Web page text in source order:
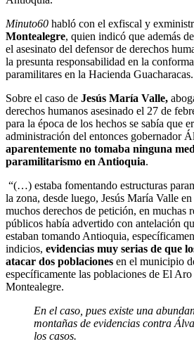
Minuto60 habló con el exfiscal y
Montealegre, quien indicó que además
el asesinato del defensor de derechos
la presunta responsabilidad en la
paramilitares en la Hacienda Guacharacas.
Sobre el caso de Jesús María Valle,
derechos humanos asesinado el 27 de
para la época de los hechos se sabía que
administración del entonces gobernador
aparentemente no tomaba ninguna
paramilitarismo en Antioquia.
“(…) estaba fomentando estructuras
la zona, desde luego, Jesús María Valle
muchos derechos de petición, en muchas
públicos había advertido con antelación
estaban tomando Antioquia,
indicios, evidencias muy serias de que
atacar dos poblaciones en el municipio
específicamente las poblaciones de El
Montealegre.
En el caso, pues existe una
montañas de evidencias contra
los casos.